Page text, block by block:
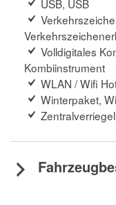
USB, USB
Volldigitales
Kombiinstrument
WLAN / Wifi
Winterpaket,